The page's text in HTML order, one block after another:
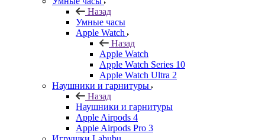
Назад
Умные часы
Apple Watch
Назад
Apple Watch
Apple Watch Series 10
Apple Watch Ultra 2
Наушники и гарнитуры
Назад
Наушники и гарнитуры
Apple Airpods 4
Apple Airpods Pro 3